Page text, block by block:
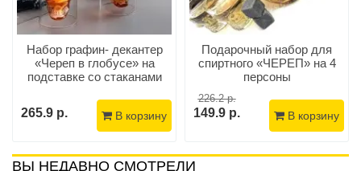
Набор графин- декантер
«Череп в глобусе» на
подставке со стаканами
265.9 р. В корзину
Подарочный набор для
спиртного «ЧЕРЕП» на 4
персоны
226.2 р.
149.9 р. В корзину
ВЫ НЕДАВНО СМОТРЕЛИ